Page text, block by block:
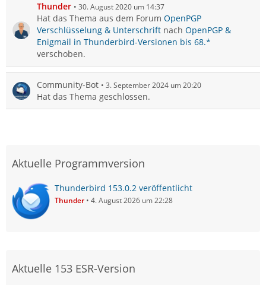
Thunder 30. August 2020 um 14:37
Hat das Thema aus dem Forum OpenPGP
Verschlüsselung & Unterschrift nach OpenPGP &
Enigmail in Thunderbird-Versionen bis 68.*
verschoben.
Community-Bot 3. September 2024 um 20:20
Hat das Thema geschlossen.
Aktuelle Programmversion
Thunderbird 153.0.2 veröffentlicht
Thunder 4. August 2026 um 22:28
Aktuelle 153 ESR-Version